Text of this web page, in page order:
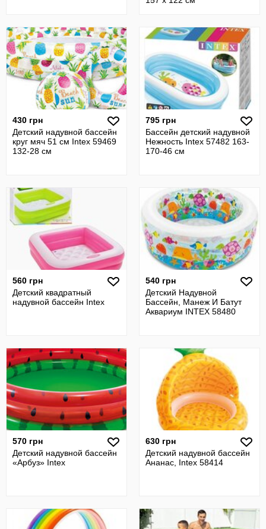
430 грн
Детский надувной бассейн
круг мяч 51 см Intex 59469
132-28 см
795 грн
Бассейн детский надувной
Нежность Intex 57482 163-
170-46 см
560 грн
Детский квадратный
надувной бассейн Intex
540 грн
Детский Надувной
Бассейн, Манеж И Батут
Аквариум INTEX 58480
570 грн
Детский надувной бассейн
«Арбуз» Intex
630 грн
Детский надувной бассейн
Ананас, Intex 58414